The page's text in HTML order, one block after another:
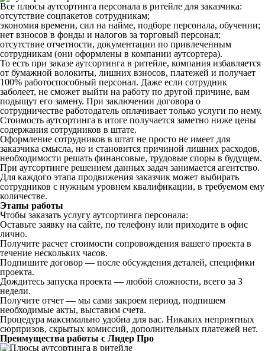
Все плюсы аутсортинга персонала в ритейле для заказчика:
отсутствие соцпакетов сотрудникам;
экономия времени, сил на найме, подборе персонала, обучении;
нет взносов в фонды и налогов за торговый персонал;
отсутствие отчетности, документации по привлеченным
сотрудникам (они оформлены в компании аутсортера).
То есть при заказе аутсортинга в ритейле, компания избавляется
от бумажной волокиты, лишних взносов, платежей и получает
100% работоспособный персонал. Даже если сотрудник
заболеет, не сможет выйти на работу по другой причине, вам
подыщут его замену. При заключении договора о
сотрудничестве работодатель оплачивает только услуги по нему.
Стоимость аутсортинга в итоге получается заметно ниже цены
содержания сотрудников в штате.
Оформление сотрудников в штат не просто не имеет для
заказчика смысла, но и становится причиной лишних расходов,
необходимости решать финансовые, трудовые споры в будущем.
При аутсортинге решением данных задач занимается агентство.
Для каждого этапа продвижения заказчик может выбирать
сотрудников с нужным уровнем квалификации, в требуемом ему
количестве.
Этапы работы
Чтобы заказать услугу аутсортинга персонала:
Оставьте заявку на сайте, по телефону или приходите в офис
лично.
Получите расчет стоимости сопровождения вашего проекта в
течение нескольких часов.
Подпишите договор — после обсуждения деталей, специфики
проекта.
Дождитесь запуска проекта — любой сложности, всего за 3
недели.
Получите отчет — мы сами закроем период, подпишем
необходимые акты, выставим счета.
Процедура максимально удобна для вас. Никаких неприятных
сюрпризов, скрытых комиссий, дополнительных платежей нет.
Преимущества работы с Лидер Про